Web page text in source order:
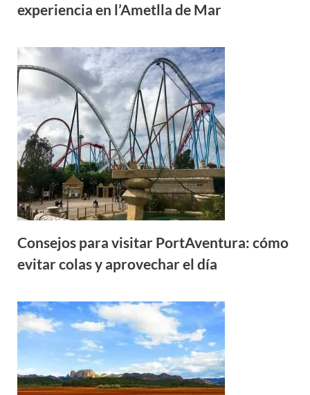
experiencia en l’Ametlla de Mar
Consejos para visitar PortAventura: cómo
evitar colas y aprovechar el día